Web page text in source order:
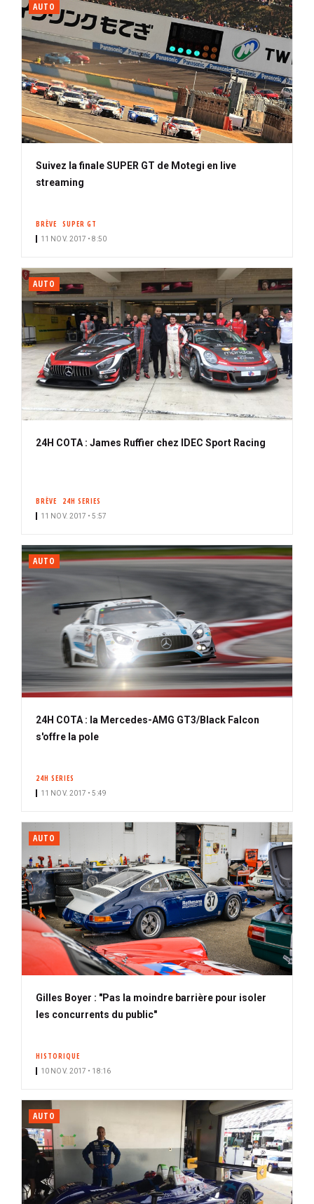
AUTO
Suivez la finale SUPER GT de Motegi en live
streaming
BRÈVE SUPER GT
11 NOV. 2017 • 8:50
AUTO
24H COTA : James Ruffier chez IDEC Sport Racing
BRÈVE 24H SERIES
11 NOV. 2017 • 5:57
AUTO
24H COTA : la Mercedes-AMG GT3/Black Falcon
s'offre la pole
24H SERIES
11 NOV. 2017 • 5:49
AUTO
Gilles Boyer : "Pas la moindre barrière pour isoler
les concurrents du public"
HISTORIQUE
10 NOV. 2017 • 18:16
AUTO